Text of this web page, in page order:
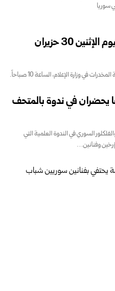
سوريا
الأجندة الثقافية في سوريا ليوم الإثنين 30 حزيران
في وزارة الإعلام، الساعة 10 صباحاً.
يحضران في ندوة بالمتحف
السوري في الندوة العلمية التي
وفنانين…